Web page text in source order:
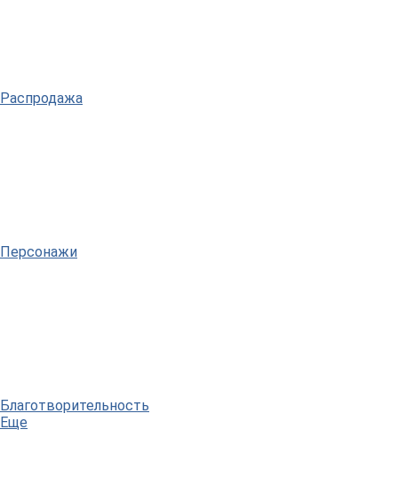
Распродажа
Персонажи
Благотворительность
Еще